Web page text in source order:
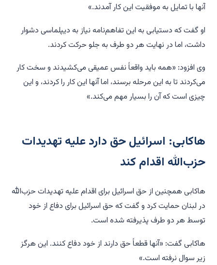
آنها با تمایل به موفقیت این کار آمدند.»
او گفت که دستیابی به این تفاهم‌نامه نیاز به دیپلماسی دشوار
داشت، اما در نهایت هر دو طرف به جلو حرکت کردند.
وی افزود: «همه باید واقعاً نفس عمیقی می‌کشیدند و سخت کار
می‌کردند تا به این مرحله برسند، اما آنها این کار را کردند، و این
چیزی است که آن را بسیار مهم می‌کند.»
هاکابی: اسرائیل حق دارد علیه تهدیدات
حزب‌الله اقدام کند
هاکابی همچنین از حق اسرائیل برای اقدام علیه تهدیدات حزب‌الله
در لبنان حمایت کرد و گفت که حق اسرائیل برای دفاع از خود
توسط هر دو طرف پذیرفته شده است.
هاکابی گفت: «آنها قطعاً حق دارند از خود دفاع کنند. این هرگز
زیر سوال نرفته است.»